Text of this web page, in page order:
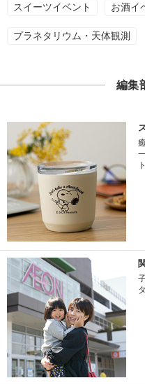
スイーツイベント お酒イ
プラネタリウム・天体観測
編集